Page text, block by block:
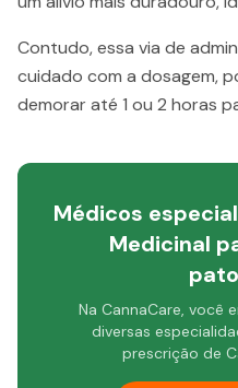
Contudo, essa via de
cuidado com a dosagem,
demorar até 1 ou 2 horas
Médicos
Medicinal
Na CannaCare, você
diversas
prescrição de